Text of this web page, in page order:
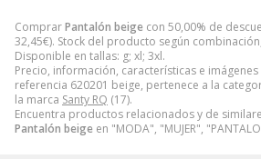
ComprarPantalón beige con 50,00% de
32,45€). Stock del producto según
Disponible en tallas: g; xl; 3xl.
Precio, información, características e imágenes
referencia 620201 beige, pertenece a la
la marca Santy RQ (17).
Encuentra productos relacionados y de
Pantalón beige en "MODA", "MUJER",